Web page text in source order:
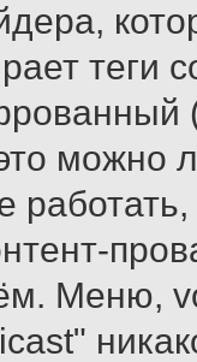
теги
можно
работать,
Меню,